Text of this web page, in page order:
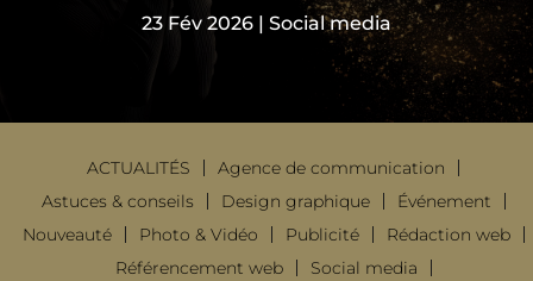
23 Fév 2026 | Social media
ACTUALITÉS
Agence de communication
Astuces & conseils
Design graphique
Événement
Nouveauté
Photo & Vidéo Publicité
Rédaction web
Référencement web
Social media